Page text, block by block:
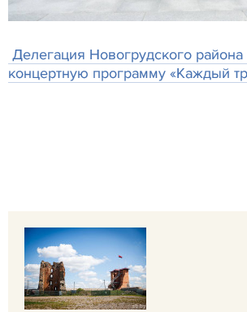
Делегация Новогрудского района
концертную программу «Каждый